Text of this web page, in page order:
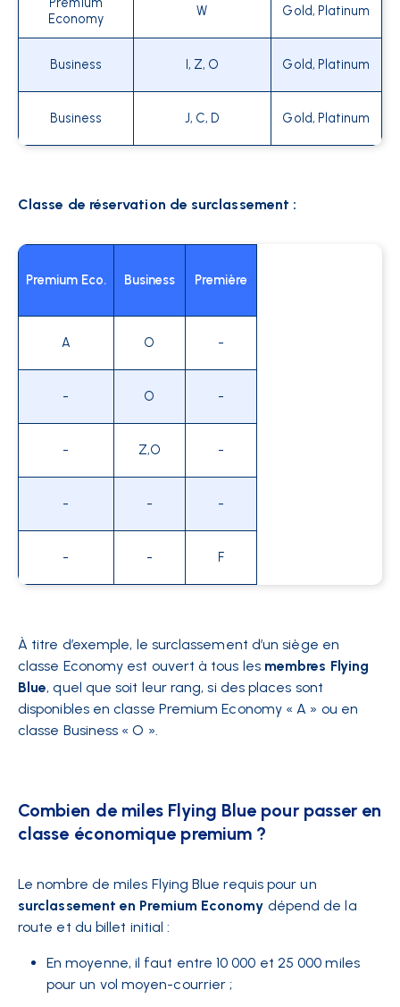
Economy
W Gold, Platinum
Business I, Z, O Gold, Platinum
Business J, C, D Gold, Platinum
Classe de réservation de surclassement :
Premium Eco. Business Première
A O -
- O -
- Z,O -
- - -
- - F
À titre d’exemple, le surclassement d’un siège en
classe Economy est ouvert à tous les membres Flying
Blue, quel que soit leur rang, si des places sont
disponibles en classe Premium Economy « A » ou en
classe Business « O ».
Combien de miles Flying Blue pour passer en
classe économique premium ?
Le nombre de miles Flying Blue requis pour un
surclassement en Premium Economy dépend de la
route et du billet initial :
En moyenne, il faut entre 10 000 et 25 000 miles
pour un vol moyen-courrier ;